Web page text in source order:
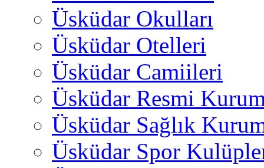
Üsküdar Okulları
Üsküdar Otelleri
Üsküdar Camiileri
Üsküdar Resmi
Üsküdar Sağlık
Üsküdar Spor